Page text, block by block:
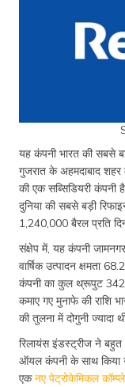
यह कंपनी भारत की सबसे
गुजरात के अहमदाबाद
की एक सब्सिडियरी
दुनिया की सबसे बड़ी
1,240,000 बैरल प्रति
संक्षेप में, यह कंपनी
वार्षिक उत्पादन क्षमता
कंपनी का कुल थ्रूपुट 342
कमाए गए मुनाफे की राशि
की तुलना में दोगुनी ज्यादा
रिलायंस इंडस्ट्रीज ने
ऑयल कंपनी के साथ किया
एकनए पेट्रोकेमिकल